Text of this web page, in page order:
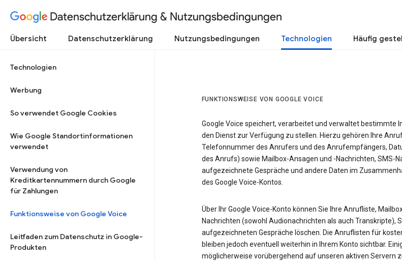
Datenschutzerklärung & Nutzungsbedingungen
Übersicht Datenschutzerklärung Nutzungsbedingungen Technologien Häufig
Technologien
Werbung
So verwendet Google Cookies
Wie Google Standortinformationen
verwendet
Verwendung von
Kreditkartennummern durch Google
für Zahlungen
Funktionsweise von Google Voice
Leitfaden zum Datenschutz in Google-
Produkten
FUNKTIONSWEISE VON GOOGLE VOICE
Google Voice speichert, verarbeitet und verwaltet bestimmte
den Dienst zur Verfügung zu stellen. Hierzu gehören Ihre
Telefonnummer des Anrufers und des Anrufempfängers,
des Anrufs) sowie Mailbox-Ansagen und -Nachrichten, SMS-
aufgezeichnete Gespräche und andere Daten im
des Google Voice-Kontos.
Über Ihr Google Voice-Konto können Sie Ihre Anrufliste,
Nachrichten (sowohl Audionachrichten als auch Transkripte),
aufgezeichneten Gespräche löschen. Die Anruflisten für
bleiben jedoch eventuell weiterhin in Ihrem Konto sichtbar.
möglicherweise vorübergehend auf unseren aktiven Servern